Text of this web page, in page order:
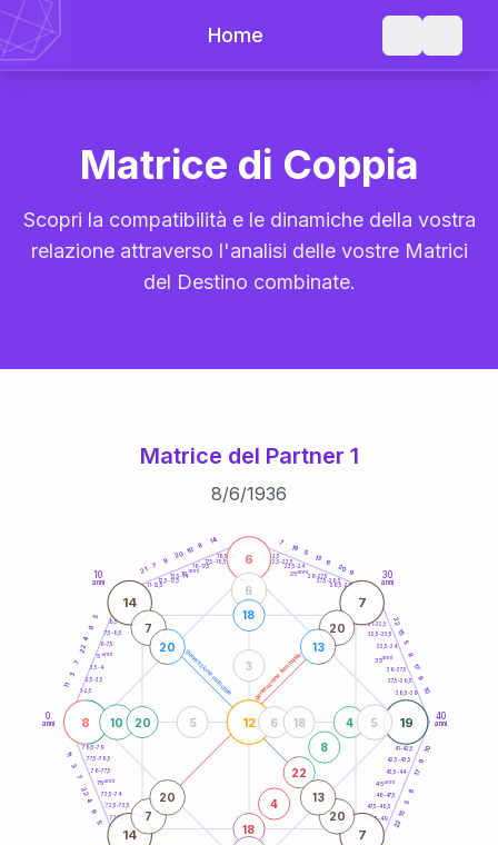
Home
Matrice di Coppia
Scopri la compatibilità e le dinamiche della vostra
relazione attraverso l'analisi delle vostre Matrici
del Destino combinate.
Matrice del Partner 1
8/6/1936
generazione maschile generazione femminile
0
anni
10
anni
30
anni
40
anni
1-2,5
2,5-3,5
3,5-4
6-7,5
7,5-8,5
8,5-9
11-12,5
12,5-13,5
13,5-14
16-17,5
17,5-18,5
18,5-19
21-22,5
22,5-23,5
23,5-24
26-27,5
27,5-28,5
28,5-29
31-32,5
32,5-33,5
33,5-34
36-37,5
37,5-38,5
38,5-39
41-42,5
42,5-43,5
43,5-44
46-47,5
47,5-48,5
48,5-49
71-72,5
72,5-73,5
73,5-74
76-77,5
77,5-78,5
78,5-79
11
3
7
22
4
9
5
21
7
9
20
10
8
14 7
19 5
13
6
20
9
22
15
5
8
17
9
10
10
9
17
8
5
15
22
5
9
4
22
7
3
11
8
6
19
12
14 7
14 7
18
4
22
8
4
10
6
5
20
18
6 18
5
3
7
20
20
13
7
20
20
13
5anni
15 anni 25anni
35anni
45anni
75anni